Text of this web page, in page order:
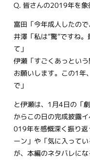
Q. 皆さんの2019年を象
富田「今年成人したので
井澤「私は”驚”ですね
て」
伊瀬「すごくあっとい
お願いします。この1年
で」
と伊瀬は、1月4日の「
からこの日の完成披露
019年を感慨深く振り返
ーン」や「気に入って
が、本編のネタバレにな